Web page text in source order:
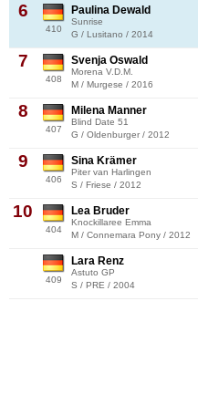
6
410
Paulina Dewald
Sunrise
G / Lusitano / 2014
7
408
Svenja Oswald
Morena V.D.M.
M / Murgese / 2016
8
407
Milena Manner
Blind Date 51
G / Oldenburger / 2012
9
406
Sina Krämer
Piter van Harlingen
S / Friese / 2012
10
404
Lea Bruder
Knockillaree Emma
M / Connemara Pony / 2012
409
Lara Renz
Astuto GP
S / PRE / 2004